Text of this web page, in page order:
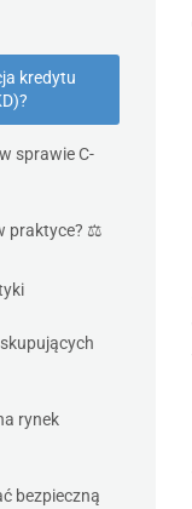
kredytu
sprawie C-
praktyce? ⚖️
rynek
bezpieczną